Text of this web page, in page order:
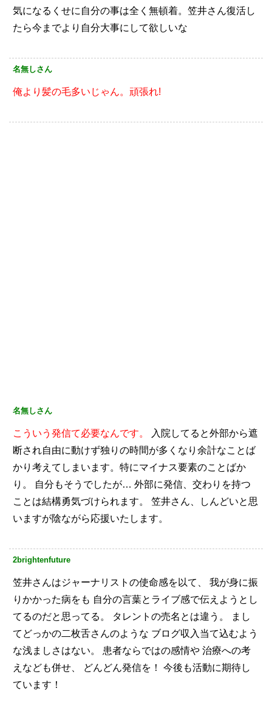
気になるくせに自分の事は全く無頓着。笠井さん復活し
たら今までより自分大事にして欲しいな
名無しさん
俺より髪の毛多いじゃん。頑張れ!
名無しさん
こういう発信て必要なんです。
入院してると外部から遮
断され自由に動けず独りの時間が多くなり余計なことば
かり考えてしまいます。特にマイナス要素のことばか
り。
自分もそうでしたが… 外部に発信、交わりを持つ
ことは結構勇気づけられます。
笠井さん、しんどいと思
いますが陰ながら応援いたします。
2brightenfuture
笠井さんはジャーナリストの使命感を以て、
我が身に振
りかかった病をも 自分の言葉とライブ感で伝えようとし
てるのだと思ってる。
タレントの売名とは違う。
まし
てどっかの二枚舌さんのような ブログ収入当て込むよう
な浅ましさはない。
患者ならではの感情や 治療への考
えなども併せ、
どんどん発信を！
今後も活動に期待し
ています！